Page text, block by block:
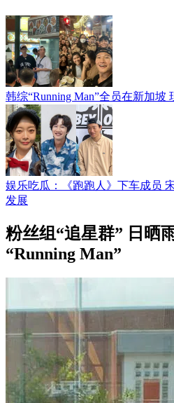
韩综“Running Man”全员在新加坡
娱乐吃瓜：《跑跑人》下车成员
发展
粉丝组“追星群” 日晒
“Running Man”